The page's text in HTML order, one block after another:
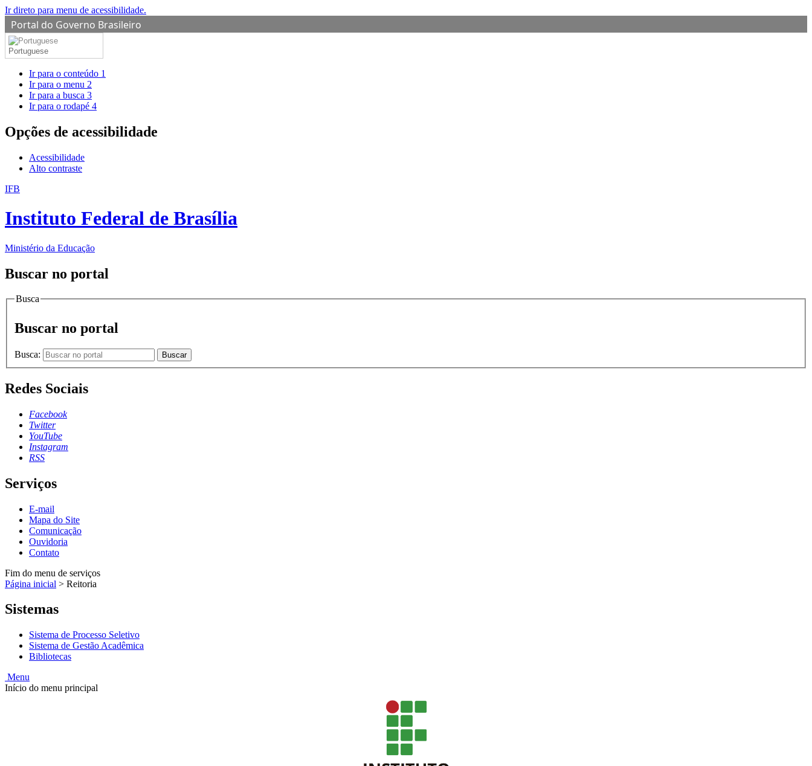
Ir direto para menu de acessibilidade.
Portal do Governo Brasileiro
Portuguese
Ir para o conteúdo 1
Ir para o menu 2
Ir para a busca 3
Ir para o rodapé 4
Opções de acessibilidade
Acessibilidade
Alto contraste
IFB
Instituto Federal de Brasília
Ministério da Educação
Buscar no portal
Busca
Buscar no portal
Busca: Buscar
Redes Sociais
Facebook
Twitter
YouTube
Instagram
RSS
Serviços
E-mail
Mapa do Site
Comunicação
Ouvidoria
Contato
Fim do menu de serviços
Página inicial > Reitoria
Sistemas
Sistema de Processo Seletivo
Sistema de Gestão Acadêmica
Bibliotecas
Menu
Início do menu principal